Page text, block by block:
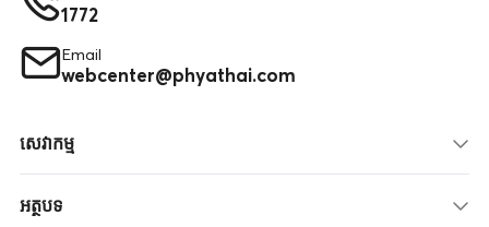
1772
Email
webcenter@phyathai.com
សេវាកម្ម
អត្ថបទ